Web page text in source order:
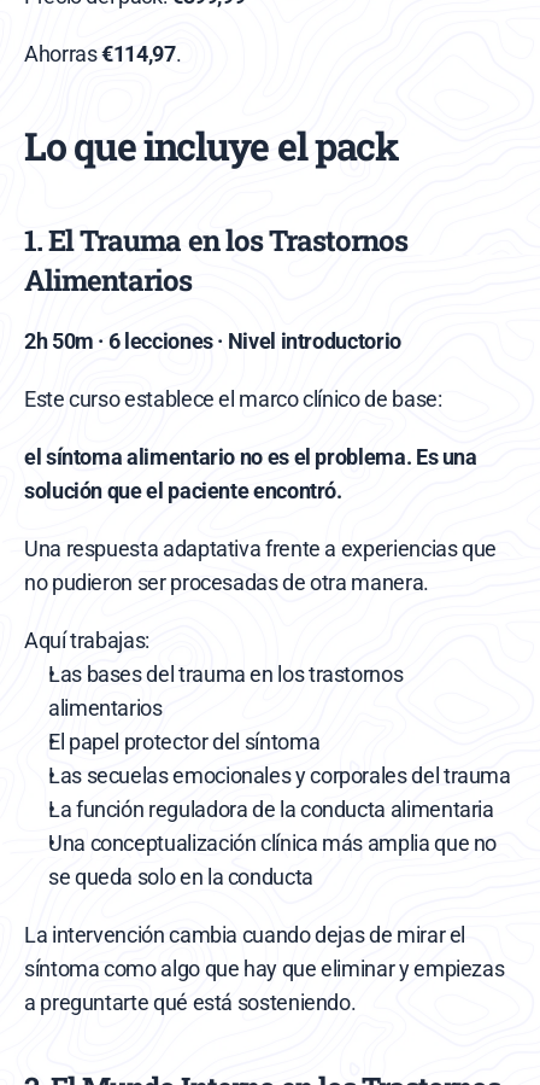
Ahorras €114,97.
Lo que incluye el pack
1. El Trauma en los Trastornos
Alimentarios
2h 50m · 6 lecciones · Nivel introductorio
Este curso establece el marco clínico de base:
el síntoma alimentario no es el problema. Es una
solución que el paciente encontró.
Una respuesta adaptativa frente a experiencias que
no pudieron ser procesadas de otra manera.
Aquí trabajas:
Las bases del trauma en los trastornos
alimentarios
El papel protector del síntoma
Las secuelas emocionales y corporales del trauma
La función reguladora de la conducta alimentaria
Una conceptualización clínica más amplia que no
se queda solo en la conducta
La intervención cambia cuando dejas de mirar el
síntoma como algo que hay que eliminar y empiezas
a preguntarte qué está sosteniendo.